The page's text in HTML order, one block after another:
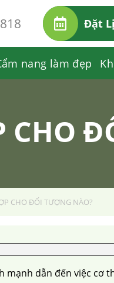
Đặt
nang làm đẹp
CHO
CHO ĐỐI TƯỢNG NÀO?
mạnh dẫn đến việc